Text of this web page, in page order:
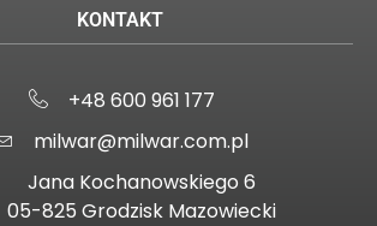
KONTAKT
+48 600 961 177
milwar@milwar.com.pl
Jana Kochanowskiego 6
05-825 Grodzisk Mazowiecki